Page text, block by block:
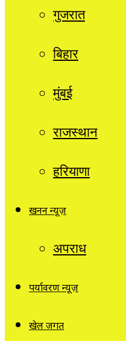
गुजरात
बिहार
मुंबई
राजस्थान
हरियाणा
खनन न्यूज़
अपराध
पर्यावरण न्यूज़
खेल जगत